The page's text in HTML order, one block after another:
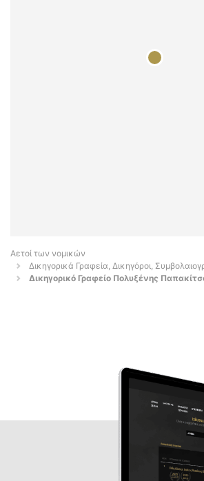
Αετοί των νομικών
Δικηγορικά Γραφεία, Δικηγόροι,
Δικηγορικό Γραφείο Πολυξένης